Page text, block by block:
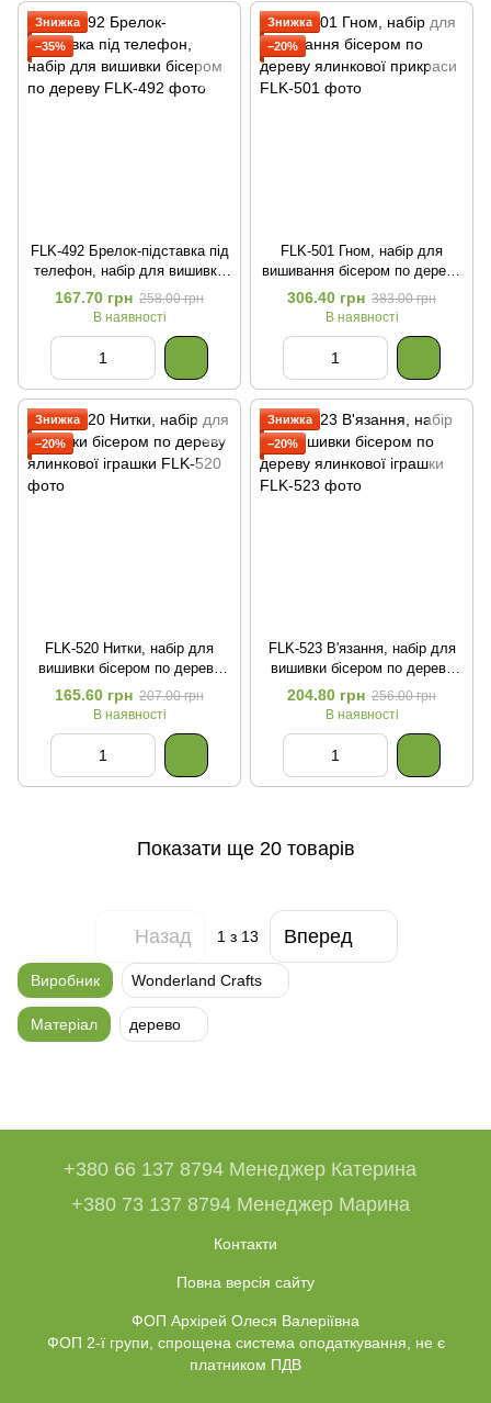
Знижка
−35%
FLK-492 Брелок-підставка під
телефон, набір для вишивки
бісером по дереву
167.70 грн 258.00 грн
В наявності
Знижка
−20%
FLK-501 Гном, набір для
вишивання бісером по дереву
ялинкової прикраси
306.40 грн 383.00 грн
В наявності
Знижка
−20%
FLK-520 Нитки, набір для
вишивки бісером по дереву
ялинкової іграшки
165.60 грн 207.00 грн
В наявності
Знижка
−20%
FLK-523 В'язання, набір для
вишивки бісером по дереву
ялинкової іграшки
204.80 грн 256.00 грн
В наявності
Показати ще 20 товарів
Назад 1з 13 Вперед
Виробник Wonderland Crafts
Матеріал дерево
+380 66 137 8794 Менеджер Катерина
+380 73 137 8794 Менеджер Марина
Контакти
Повна версія сайту
ФОП Архірей Олеся Валеріївна
ФОП 2-ї групи, спрощена система оподаткування, не є
платником ПДВ